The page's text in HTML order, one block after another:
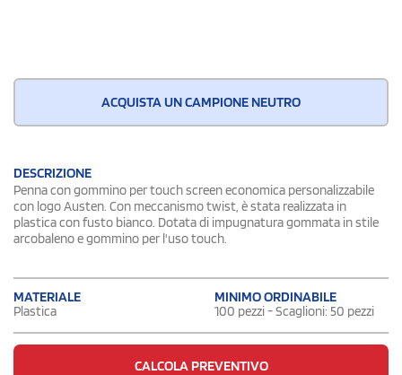
ACQUISTA UN CAMPIONE NEUTRO
DESCRIZIONE
Penna con gommino per touch screen economica personalizzabile
con logo Austen. Con meccanismo twist, è stata realizzata in
plastica con fusto bianco. Dotata di impugnatura gommata in stile
arcobaleno e gommino per l'uso touch.
MATERIALE
Plastica
MINIMO ORDINABILE
100 pezzi - Scaglioni: 50 pezzi
CALCOLA PREVENTIVO